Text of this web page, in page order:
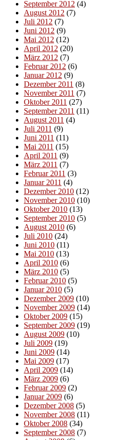
September 2012 (4)
August 2012 (7)
Juli 2012 (7)
Juni 2012 (9)
Mai 2012 (12)
April 2012 (20)
März 2012 (7)
Februar 2012 (6)
Januar 2012 (9)
Dezember 2011 (8)
November 2011 (7)
Oktober 2011 (27)
September 2011 (11)
August 2011 (4)
Juli 2011 (9)
Juni 2011 (11)
Mai 2011 (15)
April 2011 (9)
März 2011 (7)
Februar 2011 (3)
Januar 2011 (4)
Dezember 2010 (12)
November 2010 (10)
Oktober 2010 (13)
September 2010 (5)
August 2010 (6)
Juli 2010 (24)
Juni 2010 (11)
Mai 2010 (13)
April 2010 (6)
März 2010 (5)
Februar 2010 (5)
Januar 2010 (5)
Dezember 2009 (10)
November 2009 (14)
Oktober 2009 (15)
September 2009 (19)
August 2009 (10)
Juli 2009 (19)
Juni 2009 (14)
Mai 2009 (17)
April 2009 (14)
März 2009 (6)
Februar 2009 (2)
Januar 2009 (6)
Dezember 2008 (5)
November 2008 (11)
Oktober 2008 (34)
September 2008 (7)